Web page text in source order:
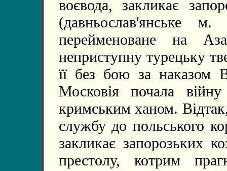
воєвода, закликає
(давньослав'янське
перейменоване на
неприступну турецьку
її без бою за наказом
Московія почала
кримським ханом.
службу до польського
закликає запорозьких
престолу, котрим